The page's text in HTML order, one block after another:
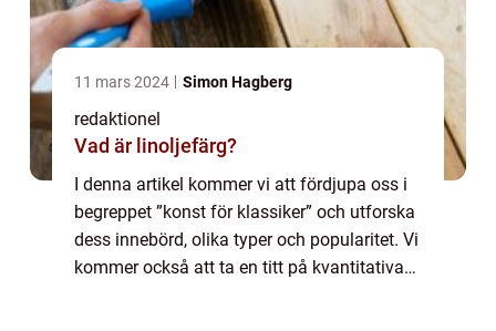
11 mars 2024 Simon Hagberg
redaktionel
Vad är linoljefärg?
I denna artikel kommer vi att fördjupa oss i
begreppet ”konst för klassiker” och utforska
dess innebörd, olika typer och popularitet. Vi
kommer också att ta en titt på kvantitativa